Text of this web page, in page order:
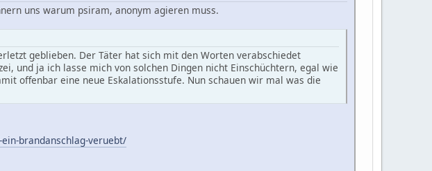
uns warum psiram, anonym agieren muss.
geblieben. Der Täter hat sich mit den Worten verabschiedet
und ja ich lasse mich von solchen Dingen nicht Einschüchtern, egal wie
offenbar eine neue Eskalationsstufe. Nun schauen wir mal was die
brandanschlag-veruebt/